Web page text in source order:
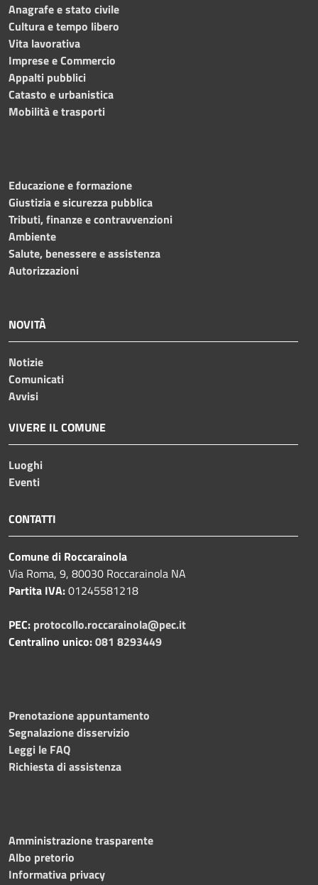
Anagrafe e stato civile
Cultura e tempo libero
Vita lavorativa
Imprese e Commercio
Appalti pubblici
Catasto e urbanistica
Mobilità e trasporti
Educazione e formazione
Giustizia e sicurezza pubblica
Tributi, finanze e contravvenzioni
Ambiente
Salute, benessere e assistenza
Autorizzazioni
NOVITÀ
Notizie
Comunicati
Avvisi
VIVERE IL COMUNE
Luoghi
Eventi
CONTATTI
Comune di Roccarainola
Via Roma, 9, 80030 Roccarainola NA
Partita IVA:01245581218
PEC: protocollo.roccarainola@pec.it
Centralino unico:081 8293449
Prenotazione appuntamento
Segnalazione disservizio
Leggi le FAQ
Richiesta di assistenza
Amministrazione trasparente
Albo pretorio
Informativa privacy